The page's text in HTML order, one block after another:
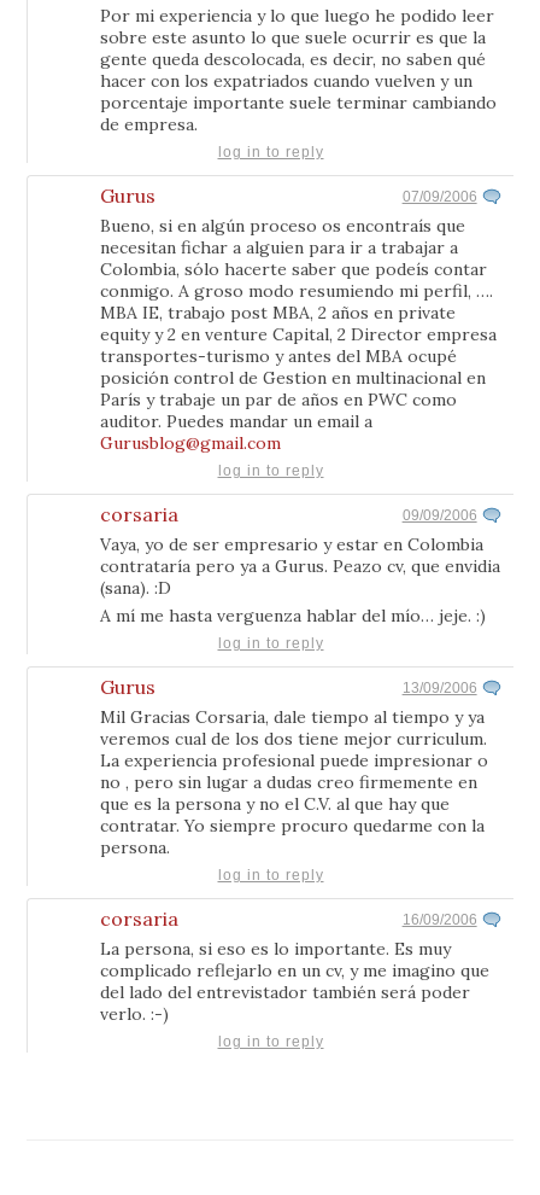
Por mi experiencia y lo que luego he podido leer
sobre este asunto lo que suele ocurrir es que la
gente queda descolocada, es decir, no saben qué
hacer con los expatriados cuando vuelven y un
porcentaje importante suele terminar cambiando
de empresa.
log in to reply
Gurus 07/09/2006
Bueno, si en algún proceso os encontraís que
necesitan fichar a alguien para ir a trabajar a
Colombia, sólo hacerte saber que podeís contar
conmigo. A groso modo resumiendo mi perfil, ….
MBA IE, trabajo post MBA, 2 años en private
equity y 2 en venture Capital, 2 Director empresa
transportes-turismo y antes del MBA ocupé
posición control de Gestion en multinacional en
París y trabaje un par de años en PWC como
auditor. Puedes mandar un email a
Gurusblog@gmail.com
log in to reply
corsaria 09/09/2006
Vaya, yo de ser empresario y estar en Colombia
contrataría pero ya a Gurus. Peazo cv, que envidia
(sana). :D
A mí me hasta verguenza hablar del mío… jeje. :)
log in to reply
Gurus 13/09/2006
Mil Gracias Corsaria, dale tiempo al tiempo y ya
veremos cual de los dos tiene mejor curriculum.
La experiencia profesional puede impresionar o
no , pero sin lugar a dudas creo firmemente en
que es la persona y no el C.V. al que hay que
contratar. Yo siempre procuro quedarme con la
persona.
log in to reply
corsaria 16/09/2006
La persona, si eso es lo importante. Es muy
complicado reflejarlo en un cv, y me imagino que
del lado del entrevistador también será poder
verlo. :-)
log in to reply